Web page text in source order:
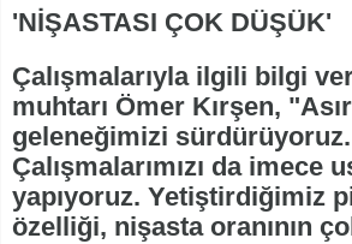
'NİŞASTASI ÇOK DÜŞÜK'
Çalışmalarıyla ilgili bilgi
muhtarı Ömer Kırşen,
geleneğimizi sürdürüyoruz.
Çalışmalarımızı da imece
yapıyoruz. Yetiştirdiğimiz
özelliği, nişasta oranının